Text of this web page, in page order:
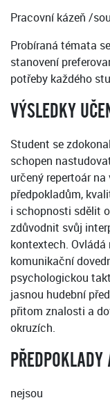
Pracovní kázeň /
Probíraná témata
stanovení
potřeby každého
VÝSLEDKY
Student se
schopen
určený repertoár
předpokladům,
i schopnosti sdělit
zdůvodnit svůj
kontextech. Ovládá
komunikační
psychologickou
jasnou hudební
přitom znalosti a
okruzích.
nejsou